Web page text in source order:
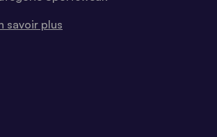
savoir plus